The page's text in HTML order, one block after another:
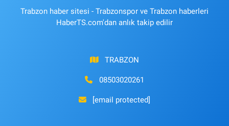
Trabzon haber sitesi - Trabzonspor ve Trabzon haberleri
HaberTS.com'dan anlık takip edilir
TRABZON
08503020261
[email protected]